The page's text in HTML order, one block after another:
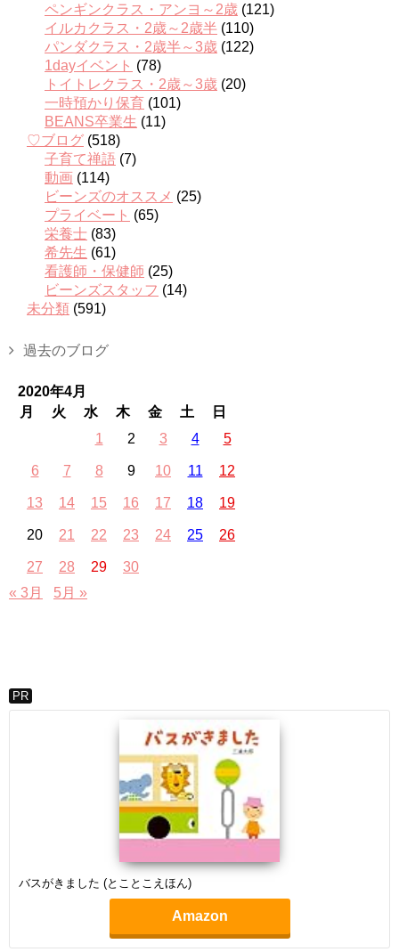
ペンギンクラス・アンヨ～2歳 (121)
イルカクラス・2歳～2歳半 (110)
パンダクラス・2歳半～3歳 (122)
1dayイベント (78)
トイトレクラス・2歳～3歳 (20)
一時預かり保育 (101)
BEANS卒業生 (11)
♡ブログ (518)
子育て禅語 (7)
動画 (114)
ビーンズのオススメ (25)
プライベート (65)
栄養士 (83)
希先生 (61)
看護師・保健師 (25)
ビーンズスタッフ (14)
未分類 (591)
過去のブログ
2020年4月
月
火 水 木 金 土
日
1
2 3 4 5
6 7 8 9 10 11 12
13 14 15 16 17 18 19
20 21 22 23 24 25 26
27 28 29
30
« 3月
5月 »
PR
バスがきました (とことこえほん)
Amazon